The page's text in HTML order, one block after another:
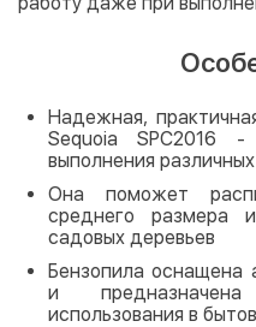
Надежная,
Sequoia
выполнения
Она поможет
среднего размера
садовых деревьев
Бензопила оснащена
и
использования в